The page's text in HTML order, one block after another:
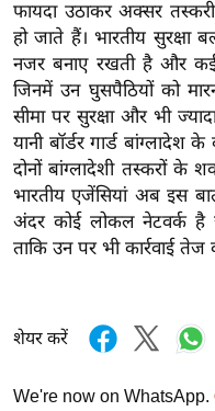
म
नो
रं
ज
न
ज
ग
त
बॉ
ड
ली
फायदा उठाकर अक्सर
हो जाते हैं। भारतीय सुरक्षा
नजर बनाए रखती है और
जिनमें उन घुसपैठियों को
सीमा पर सुरक्षा और भी
यानी बॉर्डर गार्ड
दोनों बांग्लादेशी तस्करों के
भारतीय एजेंसियां अब इस
अंदर कोई लोकल नेटवर्क है
ताकि उन पर भी कार्रवाई
शेयर करें
We're now on WhatsApp.